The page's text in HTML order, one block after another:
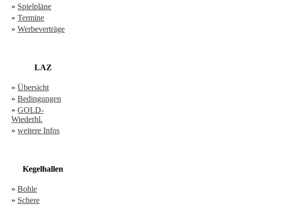
» Spielpläne
» Termine
» Werbeverträge
LAZ
» Übersicht
» Bedingungen
» GOLD-
Wiederhl.
» weitere Infos
Kegelhallen
» Bohle
» Schere